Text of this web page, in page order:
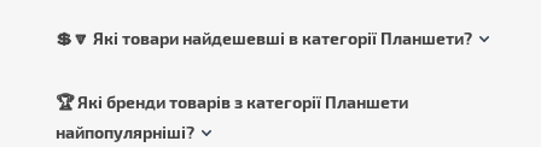
💲🔽 Які товари найдешевші в категорії Планшети?
🏆 Які бренди товарів з категорії Планшети
найпопулярніші?